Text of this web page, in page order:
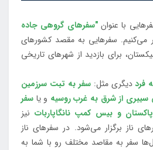
"سفرهای گروهی جاده
می‌کنیم. سفرهایی به مقصد کشورهای
برای بازدید از شهرهای تاریخی
فرددیگری مثل:سفر به تبت سرزمین
سیبری از شرق به غرب روسیه و یا سفر
و بیس کمپ نانگاپاربات نیز
ناز برگزار می‌شود. در سفرهای ناز
سفر به مقاصد مختلف رو با شما به